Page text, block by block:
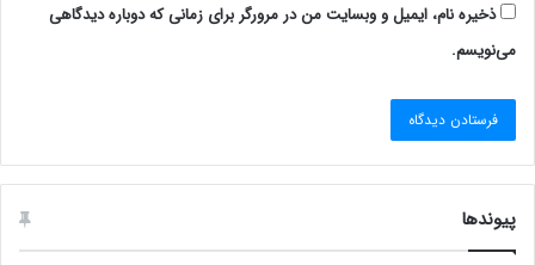
ذخیره نام، ایمیل و وبسایت من در مرورگر برای زمانی که دوباره دیدگاهی
می‌نویسم.
پیوندها